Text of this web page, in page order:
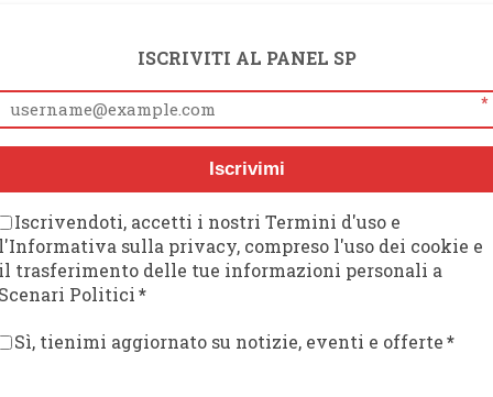
ISCRIVITI AL PANEL SP
*
Iscrivimi
Iscrivendoti, accetti i nostri Termini d'uso e
sulla privacy, compreso l'uso dei cookie e
trasferimento delle tue informazioni personali a
Politici*
Sì, tienimi aggiornato su notizie, eventi e offerte*